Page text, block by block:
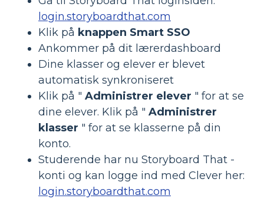
login.storyboardthat.com
Klik på knappen Smart SSO
Ankommer på dit lærerdashboard
Dine klasser og elever er blevet
automatisk synkroniseret
Klik på " Administrer elever " for at se
dine elever. Klik på " Administrer
klasser " for at se klasserne på din
konto.
Studerende har nu Storyboard That -
konti og kan logge ind med Clever her:
login.storyboardthat.com